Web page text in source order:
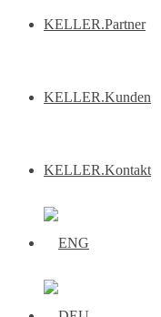
KELLER.Partner
KELLER.Kunden
KELLER.Kontakt